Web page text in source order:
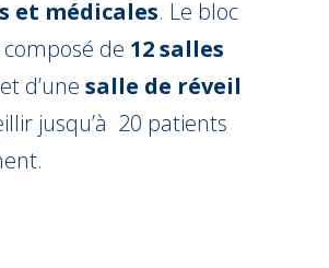
et médicales. Le bloc
de 12 salles
et d’une salle de réveil
jusqu’à 20 patients